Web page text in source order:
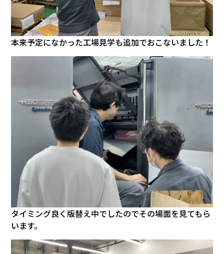
本来予定になかった工場見学も追加でおこないました！
タイミング良く版替え中でしたのでその場面を見てもら
います。